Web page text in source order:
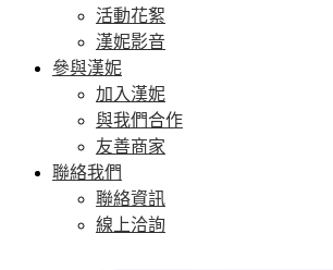
活動花絮
漢妮影音
參與漢妮
加入漢妮
與我們合作
友善商家
聯絡我們
聯絡資訊
線上洽詢